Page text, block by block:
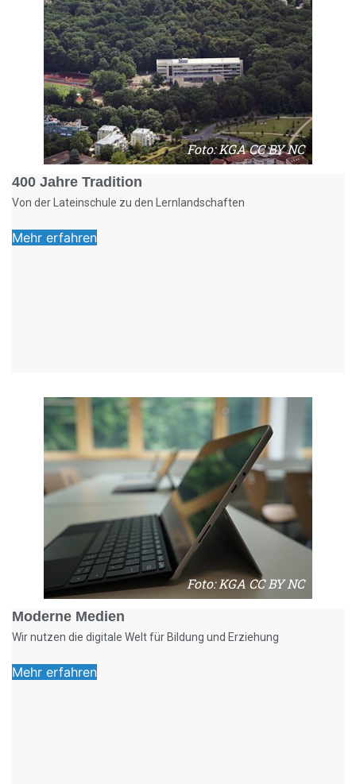
Foto: KGA CC BY NC
400 Jahre Tradition
Von der Lateinschule zu den Lernlandschaften
Mehr erfahren
Foto: KGA CC BY NC
Moderne Medien
Wir nutzen die digitale Welt für Bildung und Erziehung
Mehr erfahren